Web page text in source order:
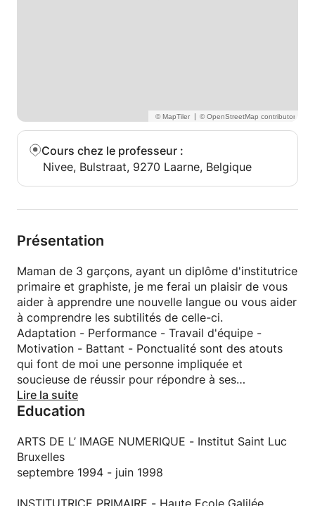
|
Cours chez le professeur :
Nivee, Bulstraat, 9270 Laarne, Belgique
Présentation
Maman de 3 garçons, ayant un diplôme d'institutrice
primaire et graphiste, je me ferai un plaisir de vous
aider à apprendre une nouvelle langue ou vous aider
à comprendre les subtilités de celle-ci.
Adaptation - Performance - Travail d'équipe -
Motivation - Battant - Ponctualité sont des atouts
qui font de moi une personne impliquée et
soucieuse de réussir pour répondre à ses
engagements.
Lire la suite
Education
ARTS DE L’ IMAGE NUMERIQUE - Institut Saint Luc
Bruxelles
septembre 1994 - juin 1998
INSTITUTRICE PRIMAIRE - Haute Ecole Galilée